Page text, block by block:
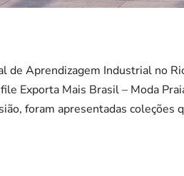
de Aprendizagem Industrial no
Exporta Mais Brasil – Moda
foram apresentadas